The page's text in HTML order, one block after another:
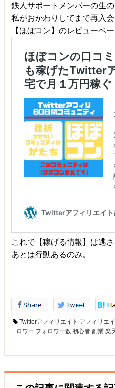
鉄人サポートメンバーの生の
私がおかわりしてまで再入
【ほぼコン】のレビューペ
これで【稼げる情報】は逃さ
あとは行動あるのみ。
Twitterアフィリエイト アフィリエイ
ロワー フォロワー数 初心者 副業 楽